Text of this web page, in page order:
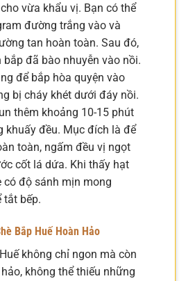
vừa khẩu vị. Bạn có thể
đường trắng vào và
tan hoàn toàn. Sau đó,
đã bào nhuyễn vào nồi.
để bắp hòa quyện vào
bị cháy khét dưới đáy nồi.
thêm khoảng 10-15 phút
khuấy đều. Mục đích là để
toàn, ngấm đều vị ngọt
cốt lá dứa. Khi thấy hạt
có độ sánh mịn mong
tắt bếp.
Bắp Huế Hoàn Hảo
không chỉ ngon mà còn
không thể thiếu những